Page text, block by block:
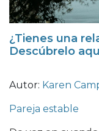
¿Tienes una
Descúbrelo
Autor: Karen
Pareja estable